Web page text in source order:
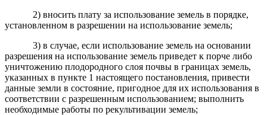
2) вносить плату за использование земель в порядке,
установленном в разрешении на использование земель;
3) в случае, если использование земель на основании
разрешения на использование земель приведет к порче либо
уничтожению плодородного слоя почвы в границах земель,
указанных в пункте 1 настоящего постановления, привести
данные земли в состояние, пригодное для их использования в
соответствии с разрешенным использованием; выполнить
необходимые работы по рекультивации земель;